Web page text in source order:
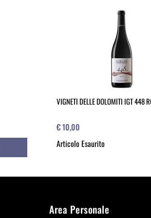
VIGNETI DELLE DOLOMITI IGT 448
€ 10,00
Articolo Esaurito
Area Personale